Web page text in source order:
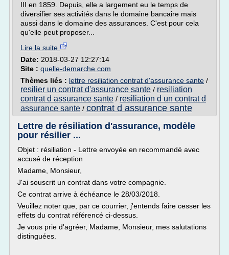
III en 1859. Depuis, elle a largement eu le temps de
diversifier ses activités dans le domaine bancaire mais
aussi dans le domaine des assurances. C'est pour cela
qu'elle peut proposer...
Lire la suite
Date: 2018-03-27 12:27:14
Site : quelle-demarche.com
Thèmes liés : lettre resiliation contrat d'assurance sante /
resilier un contrat d'assurance sante / resiliation
contrat d assurance sante / resiliation d un contrat d
assurance sante / contrat d assurance sante
Lettre de résiliation d'assurance, modèle
pour résilier ...
Objet : résiliation - Lettre envoyée en recommandé avec
accusé de réception
Madame, Monsieur,
J'ai souscrit un contrat dans votre compagnie.
Ce contrat arrive à échéance le 28/03/2018.
Veuillez noter que, par ce courrier, j'entends faire cesser les
effets du contrat référencé ci-dessus.
Je vous prie d'agréer, Madame, Monsieur, mes salutations
distinguées.